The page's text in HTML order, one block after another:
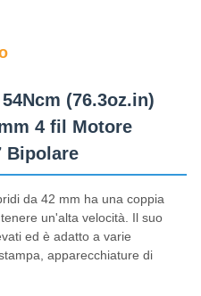
(76.3oz.in)
4 fil Motore
Bipolare
da 42 mm ha una coppia
un'alta velocità. Il suo
ed è adatto a varie
apparecchiature di